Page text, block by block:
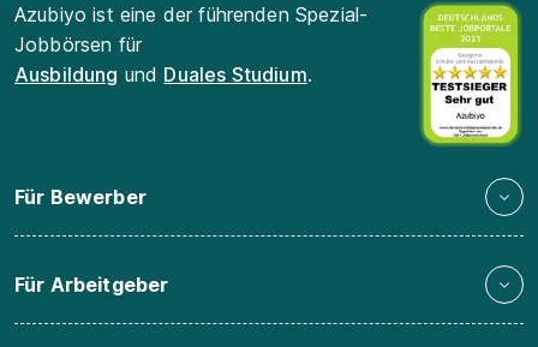
Azubiyo ist eine der führenden Spezial-
Jobbörsen für
Ausbildung und Duales Studium.
Für Bewerber
Für Arbeitgeber